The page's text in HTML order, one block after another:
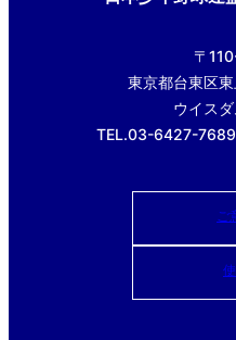
〒
東京都台東区
ウイス
TEL.03-6427-
ご